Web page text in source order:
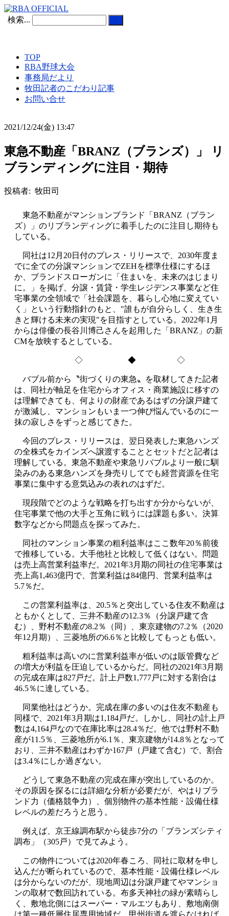
検索...
TOP
RBA野球大会
事務局だより
牧田記者のこだわり記事
お問い合せ
2021/12/24(金) 13:47
東急不動産「BRANZ（ブランズ）」 リ
ブランディングに注目・期待
投稿者: 牧田司
東急不動産がマンションブランド「BRANZ（ブラン
ズ）」のリブランディングに着手したのに注目し期待も
している。
同社は12月20日付のプレス・リリースで、2030年度ま
でに全ての分譲マンションでZEHを標準仕様にするほ
か、ブランドスローガンに「住まいを、未来のはじまり
に。」を掲げ、分譲・賃貸・学生レジデンス事業など住
宅事業の全領域で「社会課題を、暮らし心地に変えてい
く」という行動指針のもと、"誰もが自分らしく、生き生
きと輝ける未来の実現"を目指すとしている。2022年1月
からは俳優の長谷川博己さんを起用した「BRANZ」の新
CMを放映するとしている。
◇ ◆ ◇
バブル前から〝街づくりの東急〟を取材してきた記者
は、同社が軸足を住宅からオフィス・商業施設に移すの
は理解できても、何よりの財産であるはずの分譲戸建て
が激減し、マンションもいま一つ伸び悩んでいるのに一
抹の寂しさをずっと感じてきた。
今回のプレス・リリースは、翌日発表した東急ハンズ
の全株式をカインズへ譲渡することとセットだと記者は
理解している。東急不動産や東急リバブルより一般に馴
染みのある東急ハンズを身売りしてでも経営資源を住宅
事業に集中する意気込みの表れのはずだ。
現段階でどのような戦略を打ち出すか分からないが、
住宅事業で他の大手と互角に戦うには課題も多い。決算
数字などから問題点を探ってみた。
同社のマンション事業の粗利益率はここ数年20％前後
で推移している。大手他社と比較して低くはない。問題
は売上高営業利益率だ。2021年3月期の同社の住宅事業は
売上高1,463億円で、営業利益は84億円、営業利益率は
5.7％だ。
この営業利益率は、20.5％と突出している住友不動産は
ともかくとして、三井不動産の12.3％（分譲戸建て含
む）、野村不動産の8.2％（同）、東京建物の7.2％（2020
年12月期）、三菱地所の6.6％と比較してもっとも低い。
粗利益率は高いのに営業利益率が低いのは販管費など
の増大が利益を圧迫しているからだ。同社の2021年3月期
の完成在庫は827戸だ。計上戸数1,777戸に対する割合は
46.5％に達している。
同業他社はどうか。完成在庫の多いのは住友不動産も
同様で、2021年3月期は1,184戸だ。しかし、同社の計上戸
数は4,164戸なので在庫比率は28.4％だ。他では野村不動
産が11.5％、三菱地所が6.1％、東京建物が14.8％となって
おり、三井不動産はわずか167戸（戸建て含む）で、割合
は3.4％にしか過ぎない。
どうして東急不動産の完成在庫が突出しているのか。
その原因を探るには詳細な分析が必要だが、やはりブラ
ンド力（価格競争力）、個別物件の基本性能・設備仕様
レベルの差だろうと思う。
例えば、京王線調布駅から徒歩7分の「ブランズシティ
調布」（305戸）で見てみよう。
この物件については2020年春ころ、同社に取材を申し
込んだが断られているので、基本性能・設備仕様レベル
は分からないのだが、現地周辺は分譲戸建てやマンショ
ンの取材で数回訪れている。布多天神社の緑が素晴らし
く、敷地北側にはスーパー・マルエツもあり、敷地南側
は第一種低層住居専用地域だ。甲州街道を渡らなければ